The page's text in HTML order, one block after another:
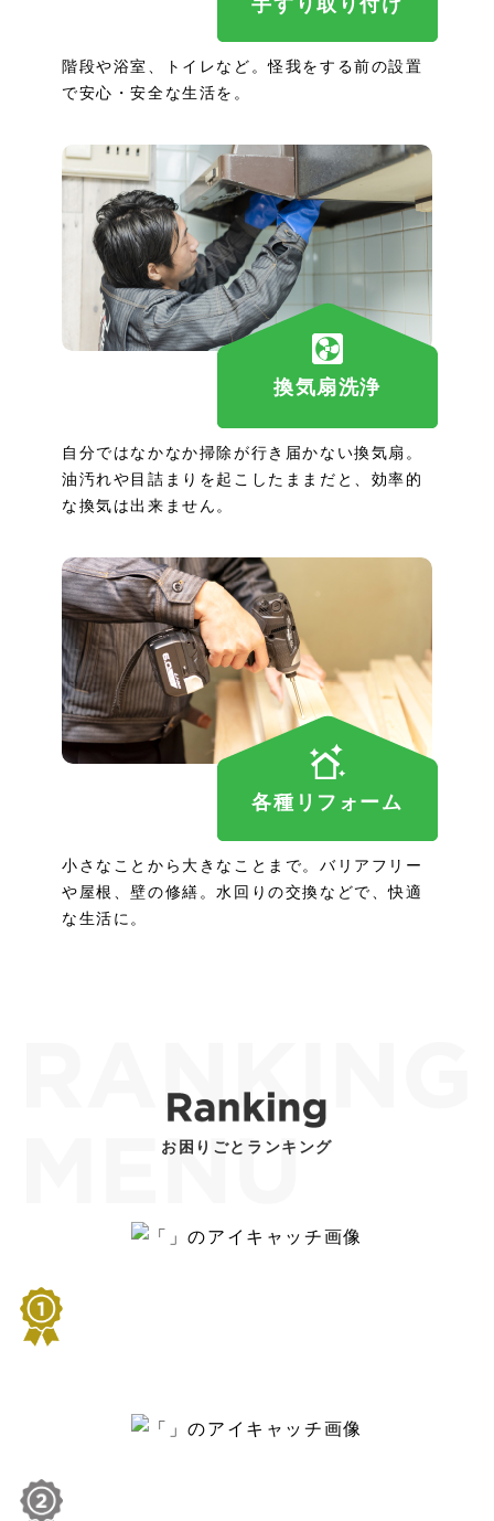
階段や浴室、トイレなど。怪我をする前の設置
で安心・安全な生活を。
換気扇洗浄
自分ではなかなか掃除が行き届かない換気扇。
油汚れや目詰まりを起こしたままだと、効率的
な換気は出来ません。
各種リフォーム
小さなことから大きなことまで。バリアフリー
や屋根、壁の修繕。水回りの交換などで、快適
な生活に。
お困りごとランキング